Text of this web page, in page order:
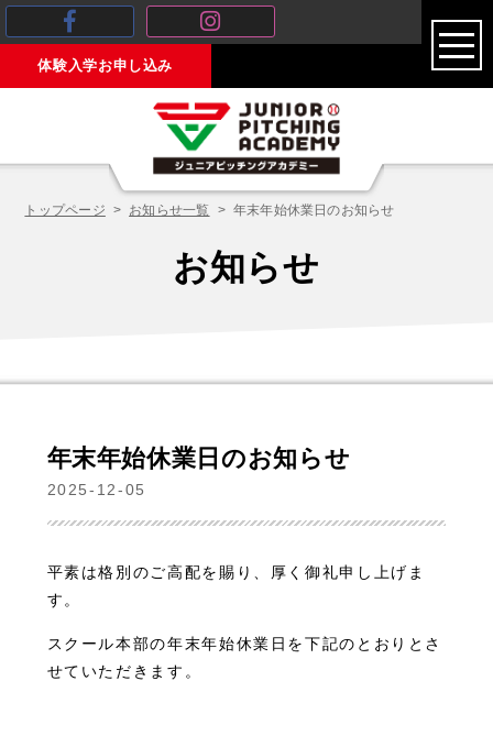
体験入学お申し込み
toggle
トップページ お知らせ一覧 年末年始休業日のお知らせ
お知らせ
年末年始休業日のお知らせ
2025-12-05
平素は格別のご高配を賜り、厚く御礼申し上げま
す。
スクール本部の年末年始休業日を下記のとおりとさ
せていただきます。